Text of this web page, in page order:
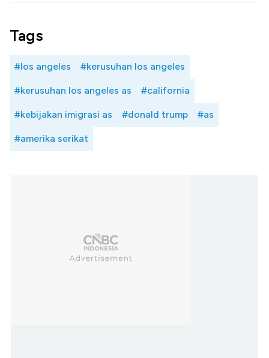
Tags
#los angeles #kerusuhan los angeles
#kerusuhan los angeles as #california
#kebijakan imigrasi as #donald trump #as
#amerika serikat